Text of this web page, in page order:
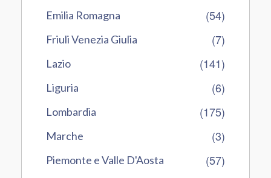
Emilia Romagna (54)
Friuli Venezia Giulia (7)
Lazio (141)
Liguria (6)
Lombardia (175)
Marche (3)
Piemonte e Valle D'Aosta (57)